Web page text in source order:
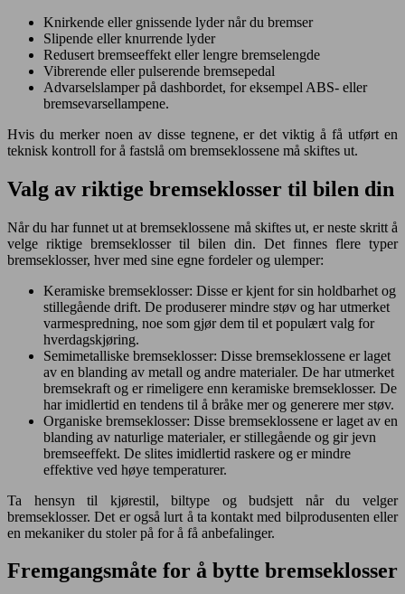
Knirkende eller gnissende lyder når du bremser
Slipende eller knurrende lyder
Redusert bremseeffekt eller lengre bremselengde
Vibrerende eller pulserende bremsepedal
Advarselslamper på dashbordet, for eksempel ABS- eller
bremsevarsellampene.
Hvis du merker noen av disse tegnene, er det viktig å få utført en
teknisk kontroll for å fastslå om bremseklossene må skiftes ut.
Valg av riktige bremseklosser til bilen din
Når du har funnet ut at bremseklossene må skiftes ut, er neste skritt å
velge riktige bremseklosser til bilen din. Det finnes flere typer
bremseklosser, hver med sine egne fordeler og ulemper:
Keramiske bremseklosser: Disse er kjent for sin holdbarhet og
stillegående drift. De produserer mindre støv og har utmerket
varmespredning, noe som gjør dem til et populært valg for
hverdagskjøring.
Semimetalliske bremseklosser: Disse bremseklossene er laget
av en blanding av metall og andre materialer. De har utmerket
bremsekraft og er rimeligere enn keramiske bremseklosser. De
har imidlertid en tendens til å bråke mer og generere mer støv.
Organiske bremseklosser: Disse bremseklossene er laget av en
blanding av naturlige materialer, er stillegående og gir jevn
bremseeffekt. De slites imidlertid raskere og er mindre
effektive ved høye temperaturer.
Ta hensyn til kjørestil, biltype og budsjett når du velger
bremseklosser. Det er også lurt å ta kontakt med bilprodusenten eller
en mekaniker du stoler på for å få anbefalinger.
Fremgangsmåte for å bytte bremseklosser